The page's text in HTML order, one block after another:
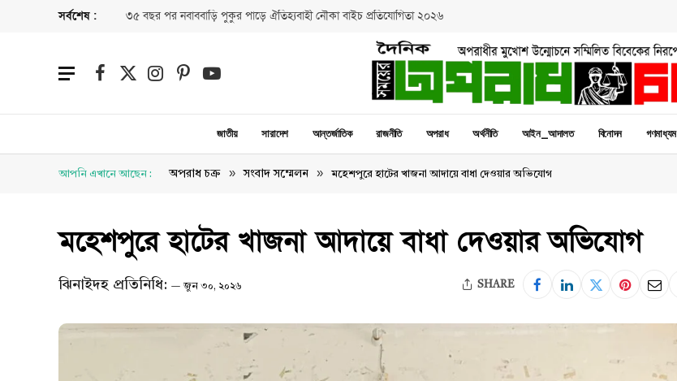
সর্বশেষ : ৩৫ বছর পর নবাববাড়ি পুকুর পাড়ে ঐতিহ্যবাহী নৌকা বাইচ প্রতিযোগিতা ২০২৬
Facebook
X
Instagram
PinterestYouTube
জাতীয় সারাদেশ আন্তর্জাতিক রাজনীতি অপরাধ অর্থনীতি আইন_আদালত বিনোদন গণমাধ্যম
আপনি এখানে আছেন : অপরাধ চক্র » সংবাদ সম্মেলন » মহেশপুরে হাটের খাজনা আদায়ে বাধা দেওয়ার অভিযোগ
মহেশপুরে হাটের খাজনা আদায়ে বাধা দেওয়ার অভিযোগ
ঝিনাইদহ প্রতিনিধি: জুন ৩০, ২০২৬ SHARE